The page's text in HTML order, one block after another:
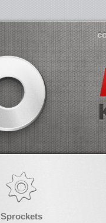
Sprockets